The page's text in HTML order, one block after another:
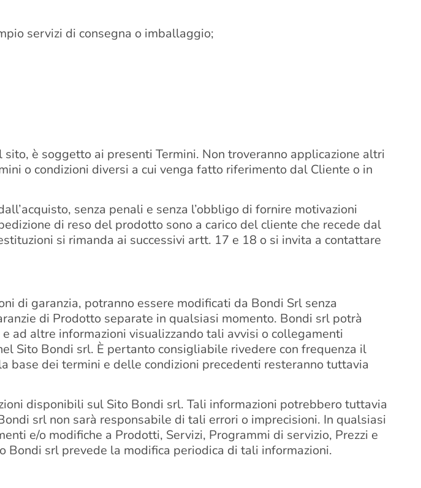
servizi di consegna o imballaggio;
è soggetto ai presenti Termini. Non troveranno applicazione altri
o condizioni diversi a cui venga fatto riferimento dal Cliente o in
senza penali e senza l’obbligo di fornire motivazioni
di reso del prodotto sono a carico del cliente che recede dal
si rimanda ai successivi artt. 17 e 18 o si invita a contattare
di garanzia, potranno essere modificati da Bondi Srl senza
di Prodotto separate in qualsiasi momento. Bondi srl potrà
ad altre informazioni visualizzando tali avvisi o collegamenti
Sito Bondi srl. È pertanto consigliabile rivedere con frequenza il
base dei termini e delle condizioni precedenti resteranno tuttavia
disponibili sul Sito Bondi srl. Tali informazioni potrebbero tuttavia
srl non sarà responsabile di tali errori o imprecisioni. In qualsiasi
e/o modifiche a Prodotti, Servizi, Programmi di servizio, Prezzi e
Bondi srl prevede la modifica periodica di tali informazioni.